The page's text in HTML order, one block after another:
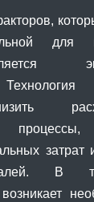
для
затрат
В